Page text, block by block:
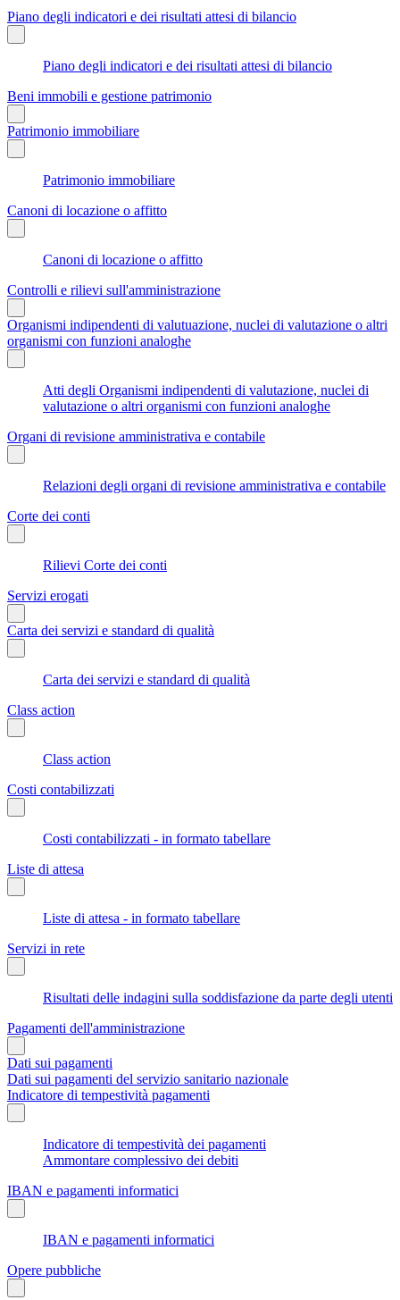
Piano degli indicatori e dei risultati attesi di bilancio
Piano degli indicatori e dei risultati attesi di bilancio
Beni immobili e gestione patrimonio
Patrimonio immobiliare
Patrimonio immobiliare
Canoni di locazione o affitto
Canoni di locazione o affitto
Controlli e rilievi sull'amministrazione
Organismi indipendenti di valutuazione, nuclei di valutazione o altri
organismi con funzioni analoghe
Atti degli Organismi indipendenti di valutazione, nuclei di
valutazione o altri organismi con funzioni analoghe
Organi di revisione amministrativa e contabile
Relazioni degli organi di revisione amministrativa e contabile
Corte dei conti
Rilievi Corte dei conti
Servizi erogati
Carta dei servizi e standard di qualità
Carta dei servizi e standard di qualità
Class action
Class action
Costi contabilizzati
Costi contabilizzati - in formato tabellare
Liste di attesa
Liste di attesa - in formato tabellare
Servizi in rete
Risultati delle indagini sulla soddisfazione da parte degli utenti
Pagamenti dell'amministrazione
Dati sui pagamenti
Dati sui pagamenti del servizio sanitario nazionale
Indicatore di tempestività pagamenti
Indicatore di tempestività dei pagamenti
Ammontare complessivo dei debiti
IBAN e pagamenti informatici
IBAN e pagamenti informatici
Opere pubbliche